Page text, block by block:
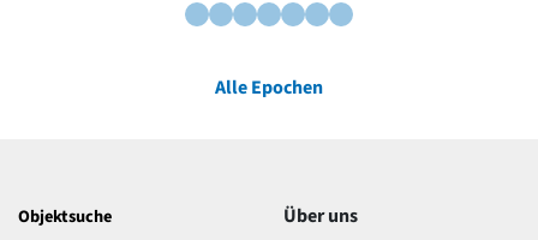
Alle Epochen
Objektsuche Über uns